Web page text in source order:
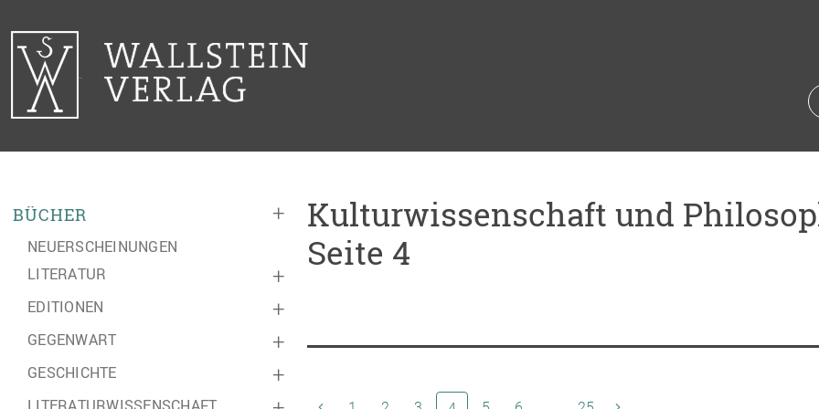
+
BÜCHER
NEUERSCHEINUNGEN
+
LITERATUR
+
EDITIONEN
+
GEGENWART
+
GESCHICHTE
Kulturwissenschaft und
Seite 4